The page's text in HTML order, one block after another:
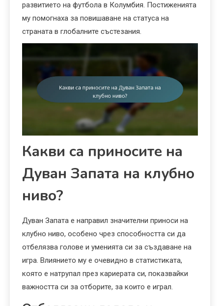
развитието на футбола в Колумбия. Постиженията
му помогнаха за повишаване на статуса на
страната в глобалните състезания.
Какви са приносите на
Дуван Запата на клубно
ниво?
Дуван Запата е направил значителни приноси на
клубно ниво, особено чрез способността си да
отбелязва голове и уменията си за създаване на
игра. Влиянието му е очевидно в статистиката,
която е натрупал през кариерата си, показвайки
важността си за отборите, за които е играл.